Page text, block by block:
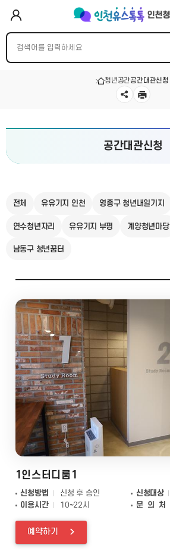
청년공간공간대관신청
공간대관신청
전체 유유기지 인천 영종구 청년내일기지
연수청년자리 유유기지 부평 계양청년마당
남동구 청년꿈터
1인스터디룸1
신청방법 신청 후 승인 신청대상
이용시간
10~22시 문 의 처
예약하기